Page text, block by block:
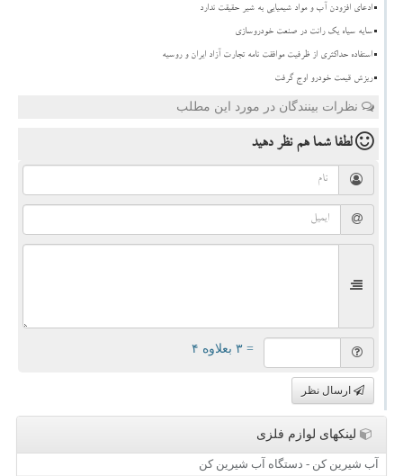
ادعای افزودن آب و مواد شیمیایی به شیر حقیقت ندارد
سایه سیاه یک رانت در صنعت خودروسازی
استفاده حداکثری از ظرفیت موافقت نامه تجارت آزاد ایران و روسیه
ریزش قیمت خودرو اوج گرفت
نظرات بینندگان در مورد این مطلب
لطفا شما همنظر دهید
= ۳ بعلاوه ۴
ارسال نظر
لینکهای لوازم فلزی
آب شیرین کن - دستگاه آب شیرین کن